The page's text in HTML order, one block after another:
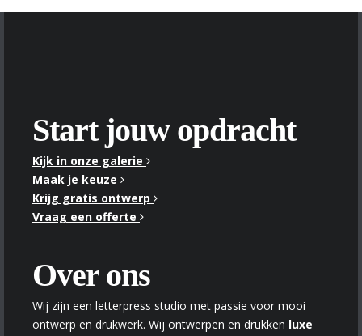
Start jouw opdracht
Kijk in onze galerie
Maak je keuze
Krijg gratis ontwerp
Vraag een offerte
Over ons
Wij zijn een letterpress studio met passie voor mooi
ontwerp en drukwerk. Wij ontwerpen en drukken luxe